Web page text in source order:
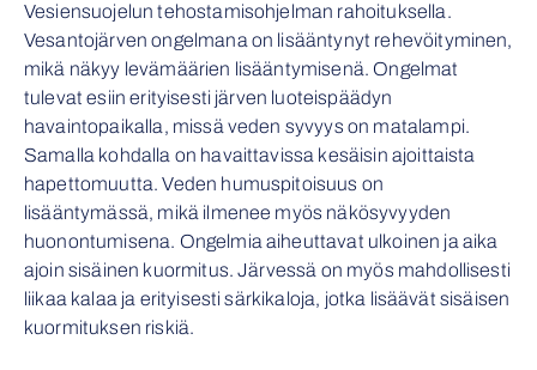
Vesiensuojelun tehostamisohjelman rahoituksella.
Vesantojärven ongelmana on lisääntynyt rehevöityminen,
mikä näkyy levämäärien lisääntymisenä. Ongelmat
tulevat esiin erityisesti järven luoteispäädyn
havaintopaikalla, missä veden syvyys on matalampi.
Samalla kohdalla on havaittavissa kesäisin ajoittaista
hapettomuutta. Veden humuspitoisuus on
lisääntymässä, mikä ilmenee myös näkösyvyyden
huonontumisena. Ongelmia aiheuttavat ulkoinen ja aika
ajoin sisäinen kuormitus. Järvessä on myös mahdollisesti
liikaa kalaa ja erityisesti särkikaloja, jotka lisäävät sisäisen
kuormituksen riskiä.